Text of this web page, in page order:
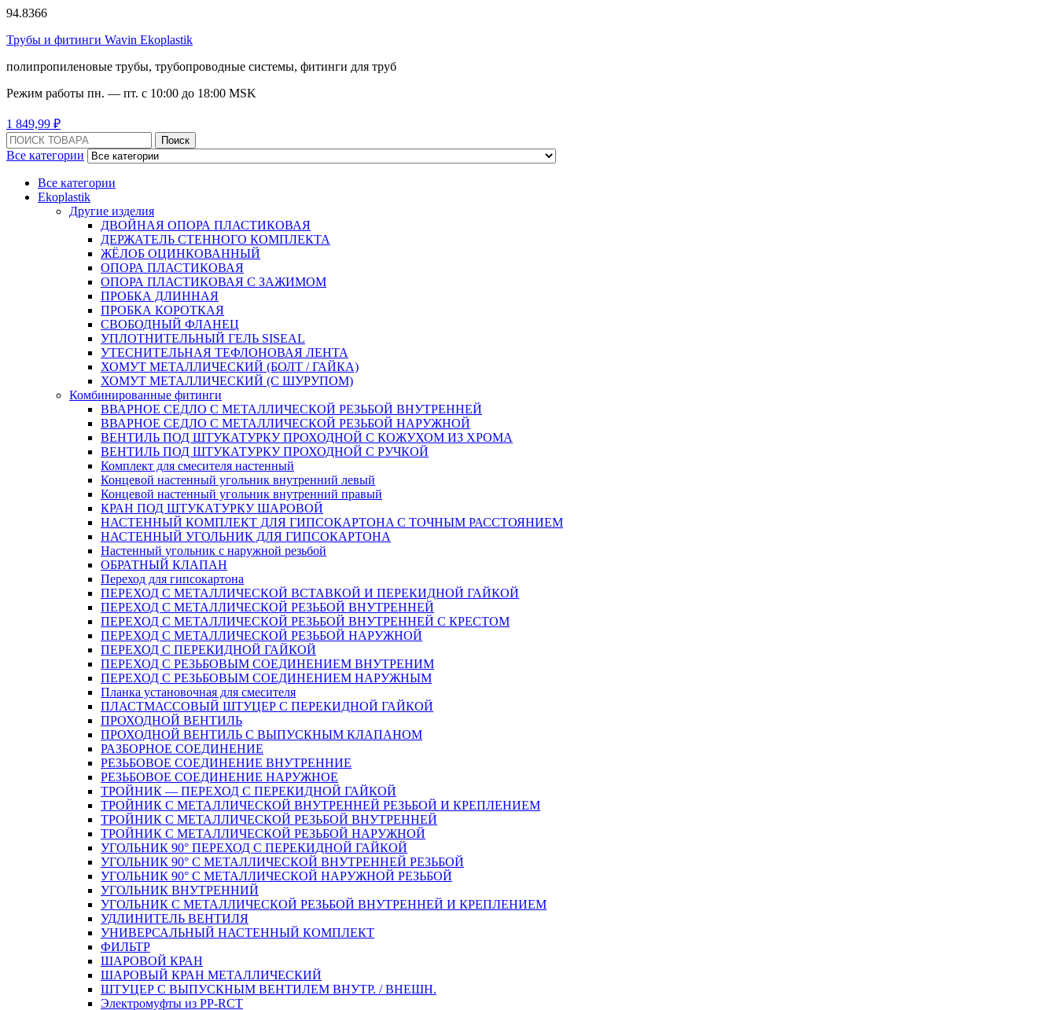
94.8366
Трубы и фитинги Wavin Ekoplastik
полипропиленовые трубы, трубопроводные системы, фитинги для труб
Режим работы пн. — пт. с 10:00 до 18:00 MSK
1 849,99 ₽
Поиск:
Поиск
Все категории
Все категории
Ekoplastik
Другие изделия
ДВОЙНАЯ ОПОРА ПЛАСТИКОВАЯ
ДЕРЖАТЕЛЬ СТЕННОГО КОМПЛЕКТА
ЖЁЛОБ ОЦИНКОВАННЫЙ
ОПОРА ПЛАСТИКОВАЯ
ОПОРА ПЛАСТИКОВАЯ С ЗАЖИМОМ
ПРОБКА ДЛИННАЯ
ПРОБКА КОРОТКАЯ
СВОБОДНЫЙ ФЛАНЕЦ
УПЛОТНИТЕЛЬНЫЙ ГЕЛЬ SISEAL
УТЕСНИТЕЛЬНАЯ ТЕФЛОНОВАЯ ЛЕНТА
ХОМУТ МЕТАЛЛИЧЕСКИЙ (БОЛТ / ГАЙКА)
ХОМУТ МЕТАЛЛИЧЕСКИЙ (С ШУРУПОМ)
Комбинированные фитинги
ВВАРНОЕ СЕДЛО С МЕТАЛЛИЧЕСКОЙ РЕЗЬБОЙ ВНУТРЕННЕЙ
ВВАРНОЕ СЕДЛО С МЕТАЛЛИЧЕСКОЙ РЕЗЬБОЙ НАРУЖНОЙ
ВЕНТИЛЬ ПОД ШТУКАТУРКУ ПРОХОДНОЙ С КОЖУХОМ ИЗ ХРОМА
ВЕНТИЛЬ ПОД ШТУКАТУРКУ ПРОХОДНОЙ С РУЧКОЙ
Комплект для смесителя настенный
Концевой настенный угольник внутренний левый
Концевой настенный угольник внутренний правый
КРАН ПОД ШТУКАТУРКУ ШАРОВОЙ
НАСТЕННЫЙ КОМПЛЕКТ ДЛЯ ГИПСОКАРТОНA С ТОЧНЫМ РАССТОЯНИЕМ
НАСТЕННЫЙ УГОЛЬНИК ДЛЯ ГИПСОКАРТОНА
Настенный угольник с наружной резьбой
ОБРАТНЫЙ КЛАПАН
Переход для гипсокартона
ПЕРЕХОД С МЕТАЛЛИЧЕСКОЙ ВСТАВКОЙ И ПЕРЕКИДНОЙ ГАЙКОЙ
ПЕРЕХОД С МЕТАЛЛИЧЕСКОЙ РЕЗЬБОЙ ВНУТРЕННЕЙ
ПЕРЕХОД С МЕТАЛЛИЧЕСКОЙ РЕЗЬБОЙ ВНУТРЕННЕЙ С КРЕСТОМ
ПЕРЕХОД С МЕТАЛЛИЧЕСКОЙ РЕЗЬБОЙ НАРУЖНОЙ
ПЕРЕХОД С ПЕРЕКИДНОЙ ГАЙКОЙ
ПЕРЕХОД С РЕЗЬБОВЫМ СОЕДИНЕНИЕМ ВНУТРЕНИМ
ПЕРЕХОД С РЕЗЬБОВЫМ СОЕДИНЕНИЕМ НАРУЖНЫМ
Планка установочная для смесителя
ПЛАСТМАССОВЫЙ ШТУЦЕР С ПЕРЕКИДНОЙ ГАЙКОЙ
ПРОХОДНОЙ ВЕНТИЛЬ
ПРОХОДНОЙ ВЕНТИЛЬ С ВЫПУСКНЫМ КЛАПАНОМ
РАЗБОРНОЕ СОЕДИНЕНИЕ
РЕЗЬБОВОЕ СОЕДИНЕНИЕ ВНУТРЕННИЕ
РЕЗЬБОВОЕ СОЕДИНЕНИЕ НАРУЖНОЕ
ТРОЙНИК — ПЕРЕХОД С ПЕРЕКИДНОЙ ГАЙКОЙ
ТРОЙНИК С МЕТАЛЛИЧЕСКОЙ ВНУТРЕННЕЙ РЕЗЬБОЙ И КРЕПЛЕНИЕМ
ТРОЙНИК С МЕТАЛЛИЧЕСКОЙ РЕЗЬБОЙ ВНУТРЕННЕЙ
ТРОЙНИК С МЕТАЛЛИЧЕСКОЙ РЕЗЬБОЙ НАРУЖНОЙ
УГОЛЬНИК 90° ПЕРЕХОД С ПЕРЕКИДНОЙ ГАЙКОЙ
УГОЛЬНИК 90° С МЕТАЛЛИЧЕСКОЙ ВНУТРЕННEЙ РЕЗЬБОЙ
УГОЛЬНИК 90° С МЕТАЛЛИЧЕСКОЙ НАРУЖНОЙ РЕЗЬБОЙ
УГОЛЬНИК ВНУТРЕННИЙ
УГОЛЬНИК С МЕТАЛЛИЧЕСКОЙ РЕЗЬБОЙ ВНУТРЕННЕЙ И КРЕПЛЕНИЕМ
УДЛИНИТЕЛЬ ВЕНТИЛЯ
УНИВЕРСАЛЬНЫЙ НАСТЕННЫЙ КОМПЛЕКТ
ФИЛЬТР
ШАРОВОЙ КРАН
ШАРОВЫЙ КРАН МЕТАЛЛИЧЕСКИЙ
ШТУЦЕР С ВЫПУСКНЫМ ВЕНТИЛЕМ ВНУТР. / ВНЕШН.
Электромуфты из PP-RCT